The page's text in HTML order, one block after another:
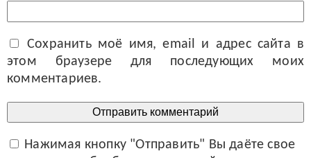
Сохранить моё имя, email и адрес сайта в
этом браузере для последующих моих
комментариев.
Нажимая кнопку "Отправить" Вы даёте свое